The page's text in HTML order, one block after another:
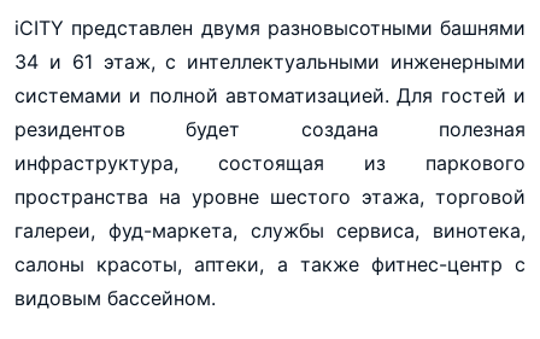
iCITY представлен двумя разновысотными башнями
34 и 61 этаж, с интеллектуальными инженерными
системами и полной автоматизацией. Для гостей и
резидентов будет создана полезная
инфраструктура, состоящая из паркового
пространства на уровне шестого этажа, торговой
галереи, фуд-маркета, службы сервиса, винотека,
салоны красоты, аптеки, а также фитнес-центр с
видовым бассейном.